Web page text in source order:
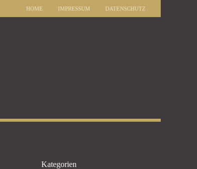
HOME IMPRESSUM DATENSCHUTZ
Kategorien